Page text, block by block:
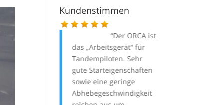
Kundenstimmen
Der ORCAist
das „Arbeitsgerät“ für
Tandempiloten. Sehr
gute Starteigenschaften
sowie eine geringe
Abhebegeschwindigkeit